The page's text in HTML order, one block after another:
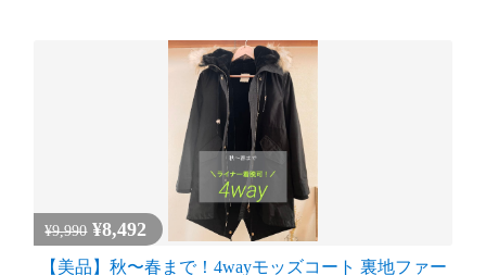
¥9,990 ¥8,492
【美品】秋〜春まで！4wayモッズコート 裏地ファー